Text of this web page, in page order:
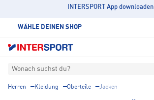
INTERSPORT App downloaden
WÄHLE DEINEN SHOP
Wonach suchst du?
Herren Kleidung Oberteile Jacken